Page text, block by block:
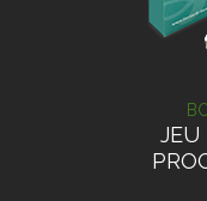
JEU